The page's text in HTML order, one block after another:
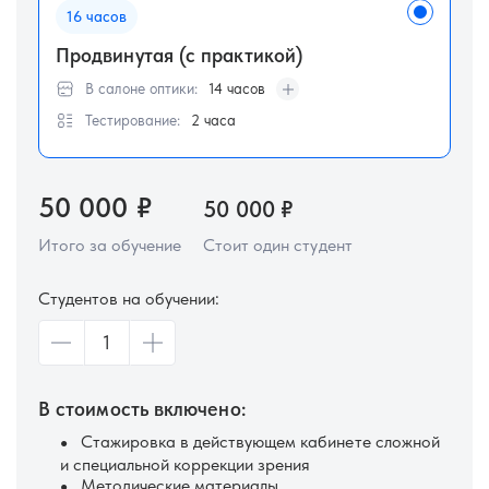
Продвинутая (с практикой)
16 часов
В салоне оптики:
14 часов
Тестирование:
2 часа
50 000 ₽
Итого за обучение
50 000 ₽
Стоит один студент
Студентов на обучении:
В стоимость включено:
Стажировка в действующем кабинете сложной
и специальной коррекции зрения